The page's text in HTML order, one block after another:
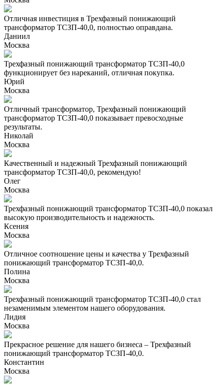
Отличная инвестиция в Трехфазный понижающий
трансформатор ТСЗП-40,0, полностью оправдана.
Даниил
Москва
Трехфазный понижающий трансформатор ТСЗП-40,0
функционирует без нареканий, отличная покупка.
Юрий
Москва
Отличный трансформатор, Трехфазный понижающий
трансформатор ТСЗП-40,0 показывает превосходные
результаты.
Николай
Москва
Качественный и надежный Трехфазный понижающий
трансформатор ТСЗП-40,0, рекомендую!
Олег
Москва
Трехфазный понижающий трансформатор ТСЗП-40,0 показал
высокую производительность и надежность.
Ксения
Москва
Отличное соотношение цены и качества у Трехфазный
понижающий трансформатор ТСЗП-40,0.
Полина
Москва
Трехфазный понижающий трансформатор ТСЗП-40,0 стал
незаменимым элементом нашего оборудования.
Лидия
Москва
Прекрасное решение для нашего бизнеса – Трехфазный
понижающий трансформатор ТСЗП-40,0.
Константин
Москва